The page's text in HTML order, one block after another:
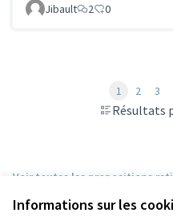
Informations sur les
Jibault 2 0
Résultats
1 2 3
Voir toutes les propositions